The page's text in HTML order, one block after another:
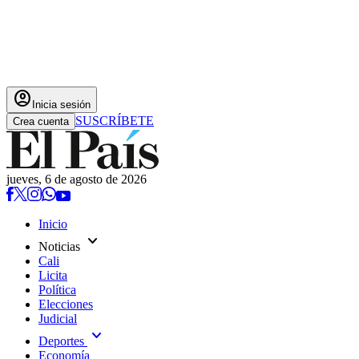
account_circle Inicia sesión
Crea cuenta SUSCRÍBETE
jueves, 6 de agosto de 2026
Inicio
Noticias expand_more
Cali
Licita
Política
Elecciones
Judicial
Deportes expand_more
Economía